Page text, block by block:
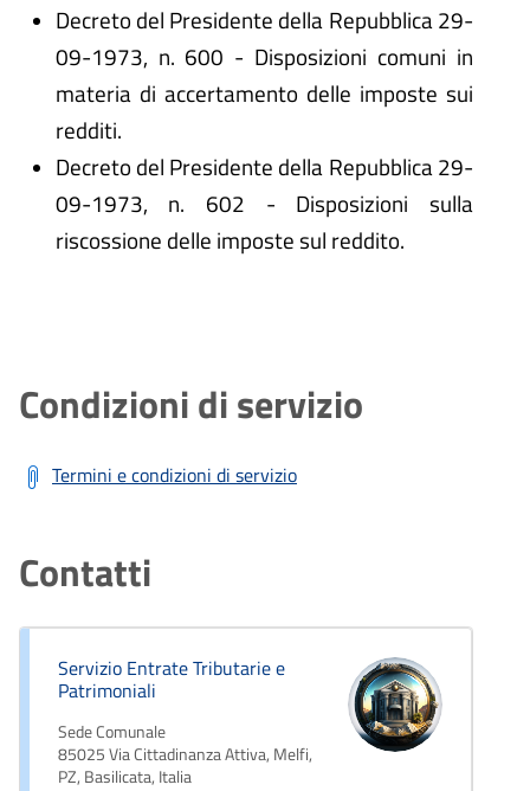
Decreto del Presidente della Repubblica 29-
09-1973, n. 600 - Disposizioni comuni in
materia di accertamento delle imposte sui
redditi.
Decreto del Presidente della Repubblica 29-
09-1973, n. 602 - Disposizioni sulla
riscossione delle imposte sul reddito.
Condizioni di servizio
Termini e condizioni di servizio
Contatti
Servizio Entrate Tributarie e
Patrimoniali
Sede Comunale
85025 Via Cittadinanza Attiva, Melfi,
PZ, Basilicata, Italia